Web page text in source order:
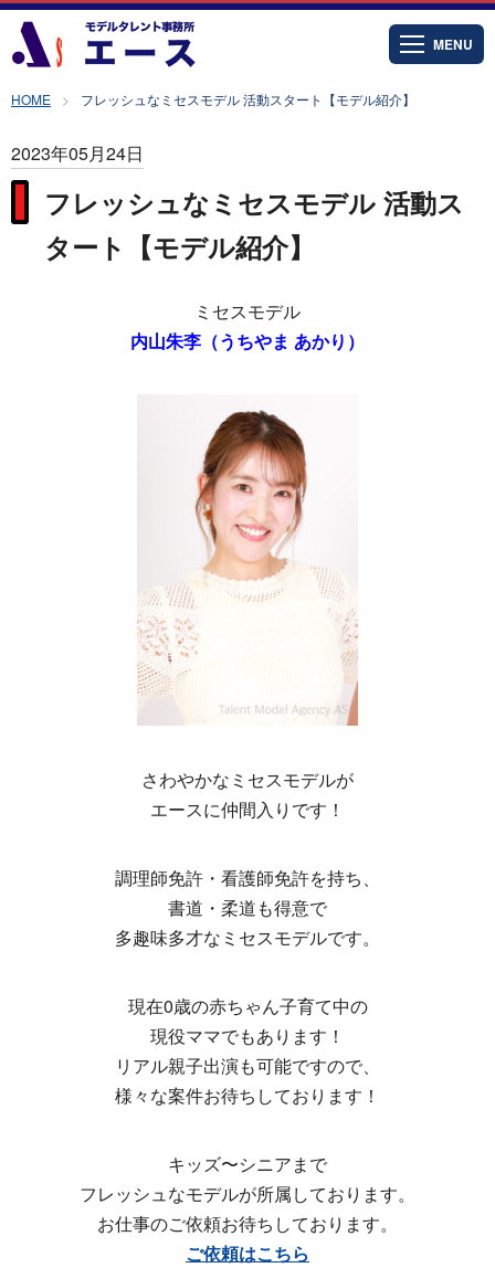
MENU
HOME フレッシュなミセスモデル 活動スタート【モデル紹介】
2023年05月24日
フレッシュなミセスモデル 活動ス
タート【モデル紹介】
ミセスモデル
内山朱李（うちやま あかり）
さわやかなミセスモデルが
エースに仲間入りです！
調理師免許・看護師免許を持ち、
書道・柔道も得意で
多趣味多才なミセスモデルです。
現在0歳の赤ちゃん子育て中の
現役ママでもあります！
リアル親子出演も可能ですので、
様々な案件お待ちしております！
キッズ〜シニアまで
フレッシュなモデルが所属しております。
お仕事のご依頼お待ちしております。
ご依頼はこちら